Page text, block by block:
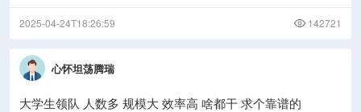
2025-04-24T18:26:59 142721
心怀坦荡腾瑞
大学生领队 人数多 规模大 效率高 啥都干 求个靠谱的